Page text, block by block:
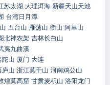
苏太湖 大理洱海 新疆天山天池
台湾日月潭
五台山 雁荡山 衡山 阿里山
北神农架 吉林长白山
夷九曲溪
陀山 厦门 大连
庐山 浙江莫干山 河南鸡公山
煌莫高窟 甘肃麦积山 洛阳龙门